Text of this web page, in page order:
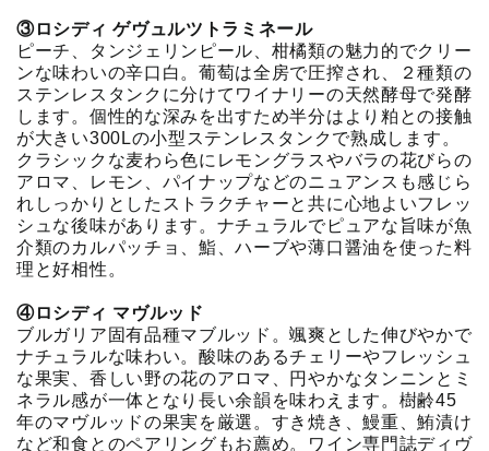
③ロシディ ゲヴュルツトラミネール
ピーチ、タンジェリンピール、柑橘類の魅力的でクリー
ンな味わいの辛口白。葡萄は全房で圧搾され、２種類の
ステンレスタンクに分けてワイナリーの天然酵母で発酵
します。個性的な深みを出すため半分はより粕との接触
が大きい300Lの小型ステンレスタンクで熟成します。
クラシックな麦わら色にレモングラスやバラの花びらの
アロマ、レモン、パイナップなどのニュアンスも感じら
れしっかりとしたストラクチャーと共に心地よいフレッ
シュな後味があります。ナチュラルでピュアな旨味が魚
介類のカルパッチョ、鮨、ハーブや薄口醤油を使った料
理と好相性。
④ロシディ マヴルッド
ブルガリア固有品種マブルッド。颯爽とした伸びやかで
ナチュラルな味わい。酸味のあるチェリーやフレッシュ
な果実、香しい野の花のアロマ、円やかなタンニンとミ
ネラル感が一体となり長い余韻を味わえます。樹齢45
年のマヴルッドの果実を厳選。すき焼き、鰻重、鮪漬け
など和食とのペアリングもお薦め。ワイン専門誌ディヴ